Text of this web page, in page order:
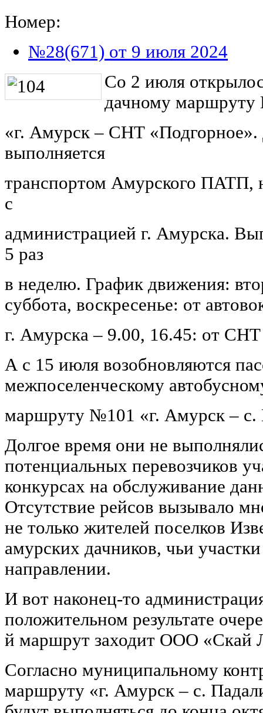
Номер:
№28(671) от 9 июля 2024
Со 2 июля
дачному
«г. Амурск – СНТ
выполняется
транспортом Амурского ПАТП,
с
администрацией г. Амурска.
5 раз
в неделю. График движения:
суббота, воскресенье: от
г. Амурска – 9.00, 16.45: от
А с 15 июля возобновляются
межпоселенческому
маршруту №101 «г. Амурск – с.
Долгое время они не
потенциальных перевозчиков
конкурсах на обслуживание
Отсутствие рейсов вызывало
не только жителей поселков
амурских дачников, чьи
направлении.
И вот наконец-то
положительном результате
й маршрут заходит ООО «Скай
Согласно муниципальному
маршруту «г. Амурск – с.